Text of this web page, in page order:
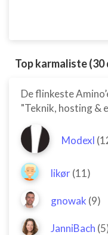
Top karmaliste (30
De flinkeste
"Teknik, hosting &
Modexl
likør(11)
gnowak (9)
JanniBach